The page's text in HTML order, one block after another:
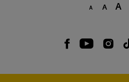
A A A